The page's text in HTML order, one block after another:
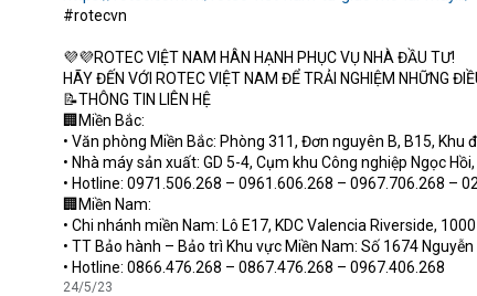
#rotecvn
💜💜ROTEC VIỆT NAM HÂN HẠNH PHỤC VỤ NHÀ ĐẦU TƯ!
HÃY ĐẾN VỚI ROTEC VIỆT NAM ĐỂ TRẢI NGHIỆM NHỮNG
📝THÔNG TIN LIÊN HỆ
🏢Miền Bắc:
• Văn phòng Miền Bắc: Phòng 311, Đơn nguyên B, B15, Khu
• Nhà máy sản xuất: GD 5-4, Cụm khu Công nghiệp Ngọc Hồi,
• Hotline: 0971.506.268 – 0961.606.268 – 0967.706.268 –
🏢Miền Nam:
• Chi nhánh miền Nam: Lô E17, KDC Valencia Riverside,
• TT Bảo hành – Bảo trì Khu vực Miền Nam: Số 1674
• Hotline: 0866.476.268 – 0867.476.268 – 0967.406.268
24/5/23